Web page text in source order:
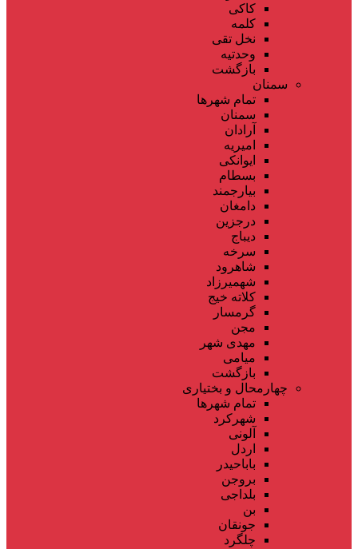
کاکی
کلمه
نخل تقی
وحدتیه
بازگشت
سمنان
تمام شهر‌ها
سمنان
آرادان
امیریه
ایوانکی
بسطام
بیارجمند
دامغان
درجزین
دیباج
سرخه
شاهرود
شهمیرزاد
کلاته خیج
گرمسار
مجن
مهدی شهر
میامی
بازگشت
چهارمحال و بختیاری
تمام شهر‌ها
شهرکرد
آلونی
اردل
باباحیدر
بروجن
بلداجی
بن
جونقان
چلگرد